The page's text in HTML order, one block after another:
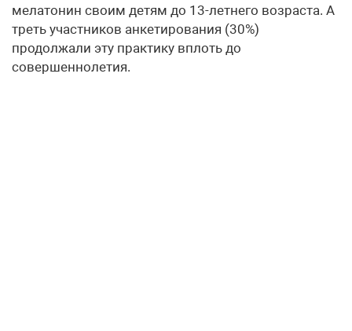
мелатонин своим детям до 13-летнего возраста. А
треть участников анкетирования (30%)
продолжали эту практику вплоть до
совершеннолетия.